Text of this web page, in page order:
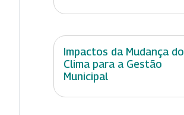
Impactos da Mudança do
Clima para a Gestão
Municipal